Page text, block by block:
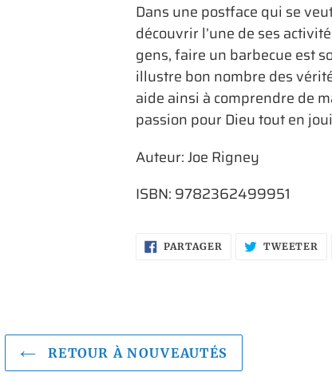
Dans une postface qui se
découvrir l’une de ses
gens, faire un barbecue est
illustre bon nombre des
aide ainsi à comprendre de
passion pour Dieu tout en
Auteur: Joe Rigney
ISBN: 9782362499951
PARTAGER PARTAGER
SUR
TWEETER
RETOUR À NOUVEAUTÉS